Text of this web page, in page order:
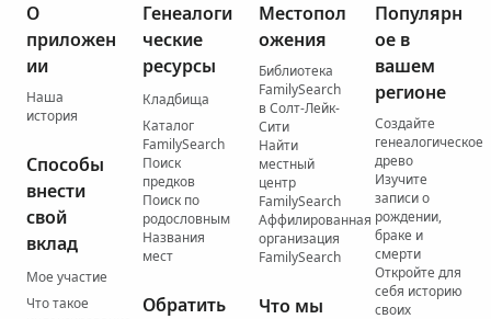
О
приложен
ии
Наша
история
Способы
внести
свой
вклад
Мое участие
Что такое
Генеалоги
ческие
ресурсы
Кладбища
Каталог
FamilySearch
Поиск
предков
Поиск по
родословным
Названия
мест
Обратить
Местопол
ожения
Библиотека
FamilySearch
в Солт-Лейк-
Сити
Найти
местный
центр
FamilySearch
Аффилированная
организация
FamilySearch
Что мы
Популярн
ое в
вашем
регионе
Создайте
генеалогическое
древо
Изучите
записи о
рождении,
браке и
смерти
Откройте для
себя историю
своих